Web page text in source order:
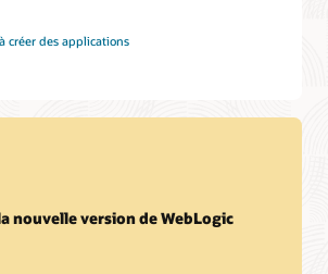
créer des applications
nouvelle version de WebLogic